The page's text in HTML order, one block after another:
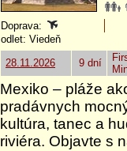
Doprava:
odlet: Viedeň
28.11.2026
9 dní
Mexiko – pláže
pradávnych
kultúra, tanec a
riviéra. Objavte s